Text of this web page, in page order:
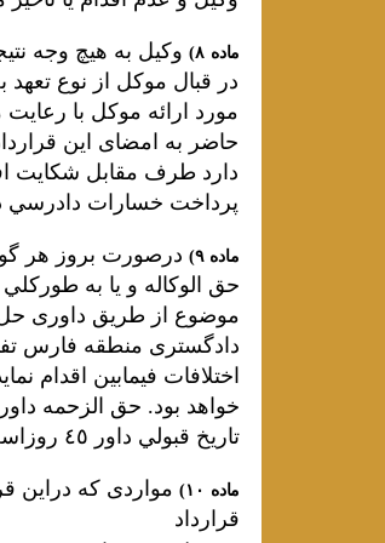
ﻣﺎده (٨ وﻛﻴﻞ ﺑﻪ ﻫﻴﭻ وﺟﻪ
در ﻗﺒﺎل ﻣﻮﻛﻞ از ﻧﻮع
ﻣﻮرد اراﺋﻪ ﻣﻮﻛﻞ ﺑﺎ
ﺣﺎﺿﺮ ﺑﻪ اﻣﻀﺎى اﻳﻦ
دارد ﻃﺮف ﻣﻘﺎﺑﻞ ﺷﻜﺎﻳﺖ
ﭘﺮداﺧﺖ ﺧﺴﺎرات دادرﺳﻲ
ﻣﺎده(٩
درﺻﻮرت ﺑﺮوز ﻫﺮ
ﺣﻖ اﻟﻮﻛﺎﻟﻪ و ﻳﺎ ﺑﻪ
ﻣﻮﺿﻮع از ﻃﺮﻳﻖ داورى ﺣﻞ
دادﮔﺴﺘﺮى ﻣﻨﻄﻘﻪ ﻓﺎرس
اﺧﺘﻼﻓﺎت ﻓﻴﻤﺎﺑﻴﻦ اﻗﺪام
ﺧﻮاﻫﺪ ﺑﻮد. ﺣﻖ اﻟﺰﺣﻤﻪ
ﺗﺎرﻳﺦ ﻗﺒﻮﻟﻲ داور ٤٥ روزاﺳﺖ
ﻣﺎده (١٠ ﻣﻮاردى ﻛﻪ دراﻳﻦ
ﻗﺮارداد